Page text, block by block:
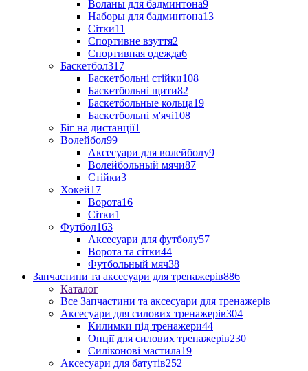
Воланы для бадминтона9
Наборы для бадминтона13
Сітки11
Спортивне взуття2
Спортивная одежда6
Баскетбол317
Баскетбольні стійки108
Баскетбольні щити82
Баскетбольные кольца19
Баскетбольні м'ячі108
Біг на дистанції1
Волейбол99
Аксесуари для волейболу9
Волейбольный мячи87
Стійки3
Хокей17
Ворота16
Сітки1
Футбол163
Аксесуари для футболу57
Ворота та сітки44
Футбольный мяч38
Запчастини та аксесуари для тренажерів886
Каталог
Все Запчастини та аксесуари для тренажерів
Аксесуари для силових тренажерів304
Килимки під тренажери44
Опції для силових тренажерів230
Силіконові мастила19
Аксесуари для батутів252